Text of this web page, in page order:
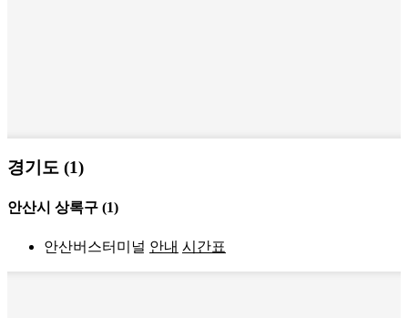
경기도 (1)
안산시 상록구 (1)
안산버스터미널 안내 시간표